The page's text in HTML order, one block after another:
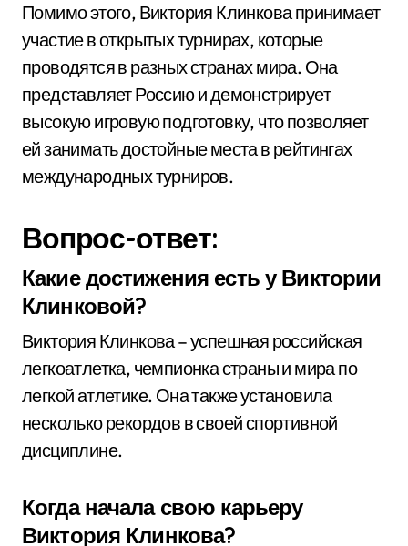
Помимо этого, Виктория Клинкова принимает
участие в открытых турнирах, которые
проводятся в разных странах мира. Она
представляет Россию и демонстрирует
высокую игровую подготовку, что позволяет
ей занимать достойные места в рейтингах
международных турниров.
Вопрос-ответ:
Какие достижения есть у Виктории
Клинковой?
Виктория Клинкова – успешная российская
легкоатлетка, чемпионка страны и мира по
легкой атлетике. Она также установила
несколько рекордов в своей спортивной
дисциплине.
Когда начала свою карьеру
Виктория Клинкова?